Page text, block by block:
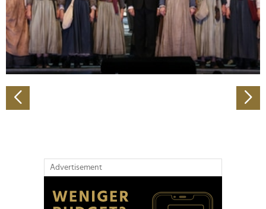
zu können und die Zugriffe auf unsere Website zu
analysieren. Außerdem geben wir Informationen zu Ihrer
Verwendung unserer Website an unsere Partner für
soziale Medien, Werbung und Analysen weiter. Unsere
Partner führen diese Informationen möglicherweise mit
haben oder die sie im Rahmen Ihrer Nutzung der Dienste
gesammelt haben.
Advertisement